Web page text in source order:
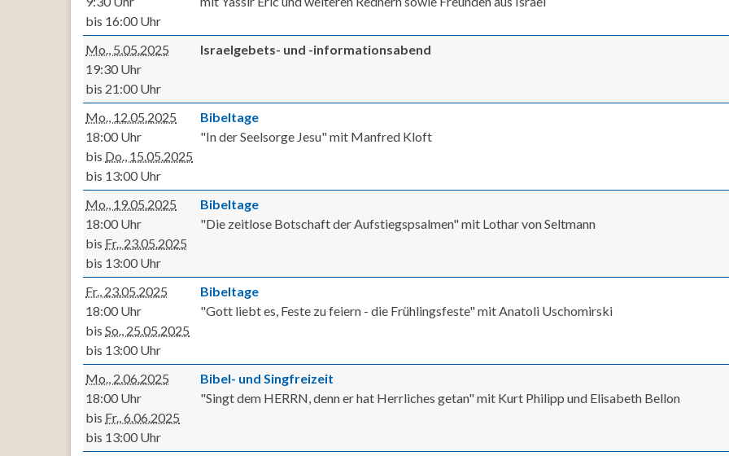
bis 16:00 Uhr
Mo., 5.05.2025
19:30 Uhr
bis 21:00 Uhr
Israelgebets- und -informationsabend
Mo., 12.05.2025
18:00 Uhr
bis Do., 15.05.2025
bis 13:00 Uhr
Bibeltage
"In der Seelsorge Jesu" mit Manfred Kloft
Mo., 19.05.2025
18:00 Uhr
bis Fr., 23.05.2025
bis 13:00 Uhr
Bibeltage
"Die zeitlose Botschaft der Aufstiegspsalmen" mit Lothar von Seltmann
Fr., 23.05.2025
18:00 Uhr
bis So., 25.05.2025
bis 13:00 Uhr
Bibeltage
"Gott liebt es, Feste zu feiern - die Frühlingsfeste" mit Anatoli Uschomirski
Mo., 2.06.2025
18:00 Uhr
bis Fr., 6.06.2025
bis 13:00 Uhr
Bibel- und Singfreizeit
"Singt dem HERRN, denn er hat Herrliches getan" mit Kurt Philipp und Elisabeth Bellon